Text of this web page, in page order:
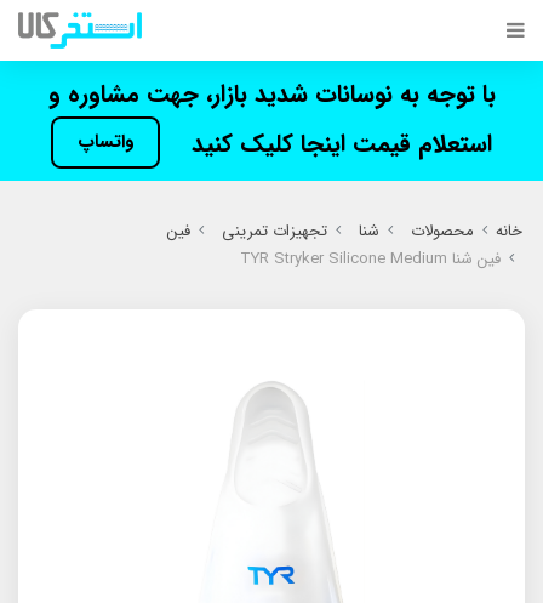
با توجه به نوسانات شدید بازار، جهت مشاوره و
استعلام قیمت اینجا کلیک کنید
واتساپ
خانه محصولات شنا تجهیزات تمرینی
فین
فین شنا TYR Stryker Silicone Medium